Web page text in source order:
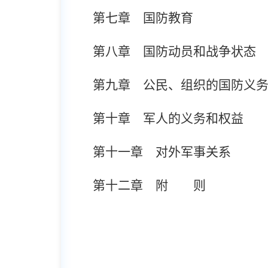
第七章 国防教育
第八章 国防动员和战争状态
第九章 公民、组织的国防义务
第十章 军人的义务和权益
第十一章 对外军事关系
第十二章 附 则